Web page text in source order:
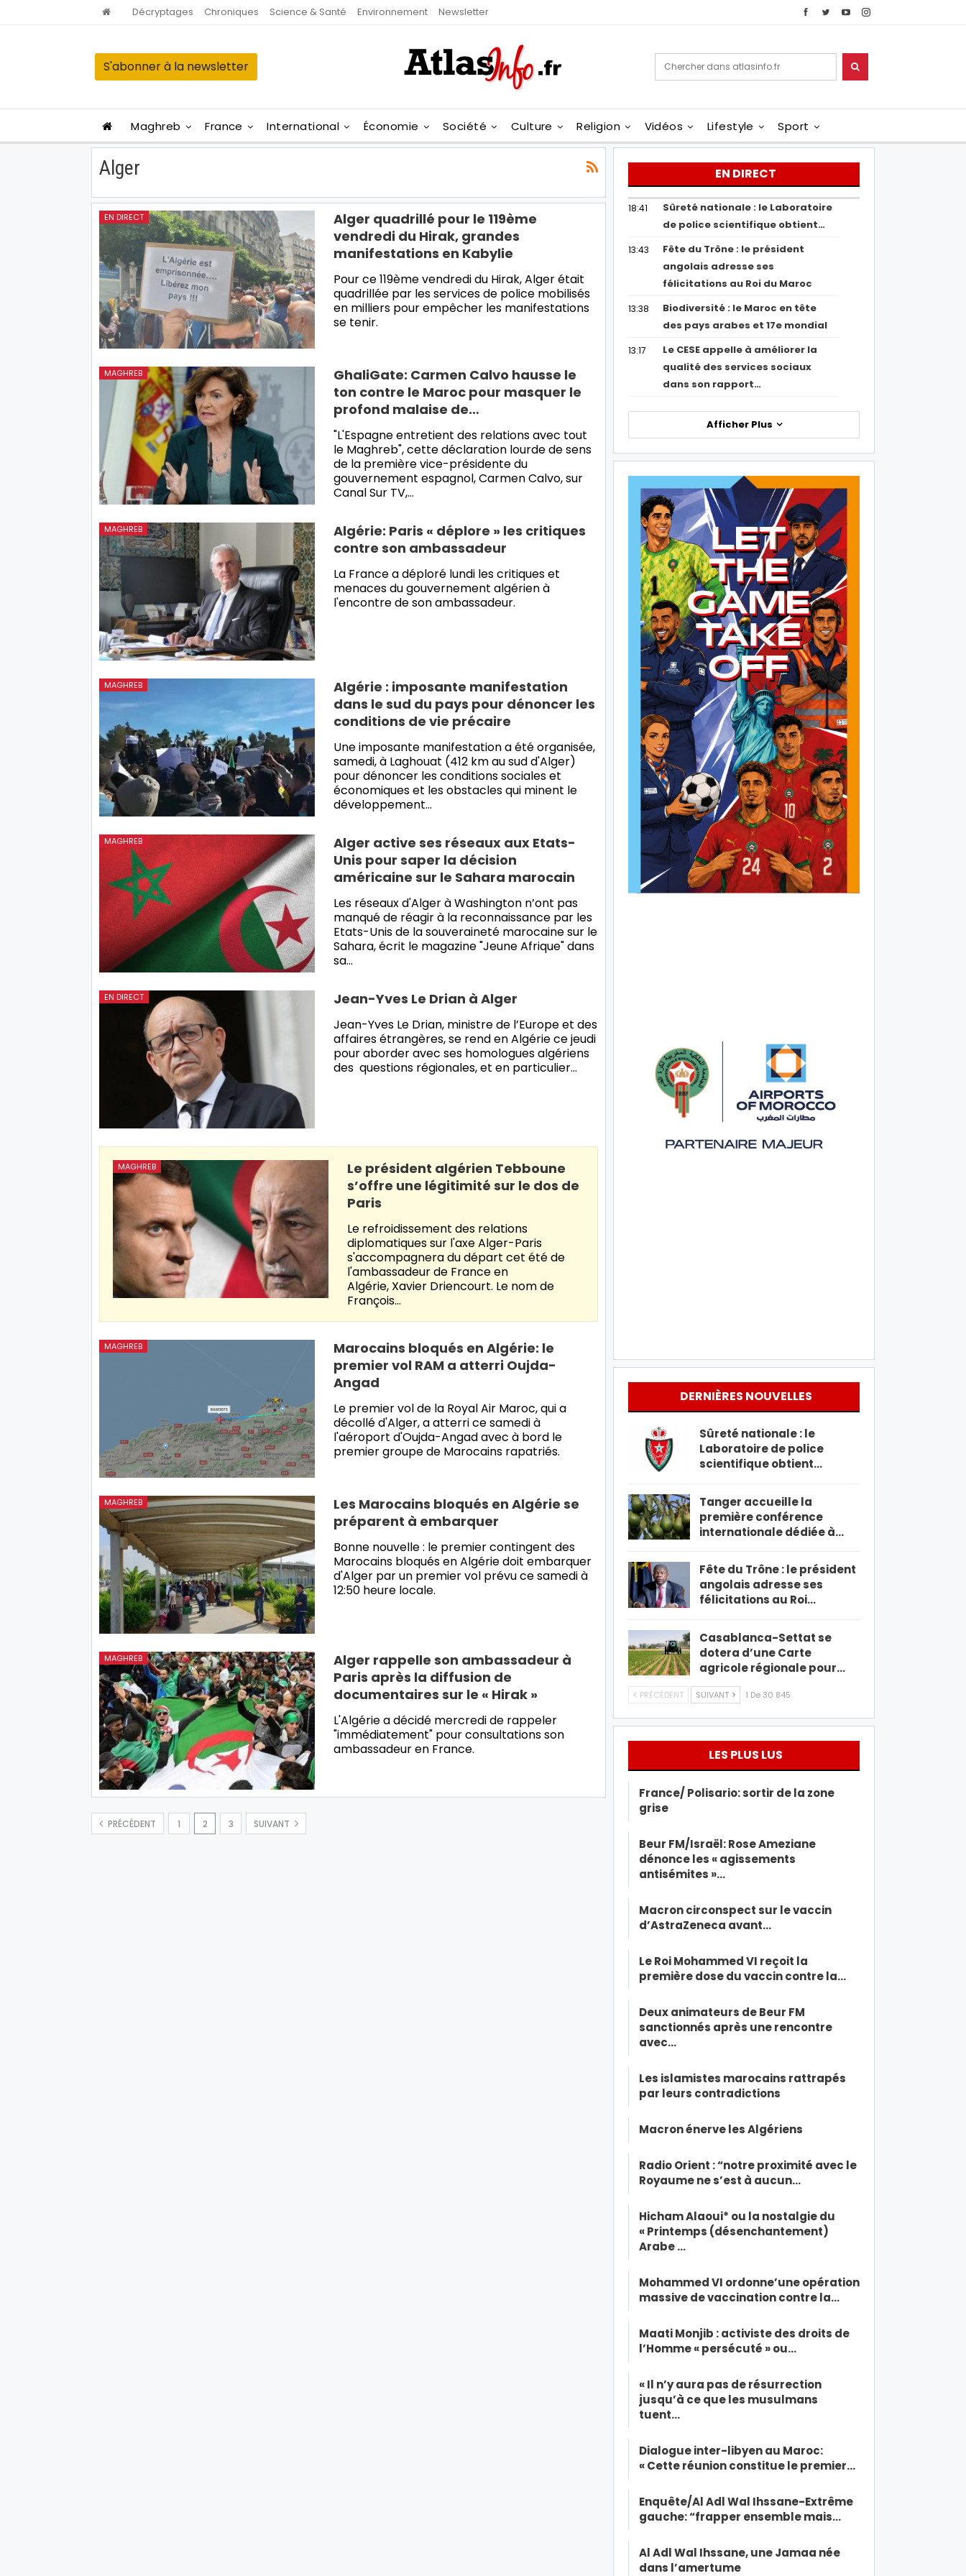
Décryptages Chroniques Science & Santé Environnement Newsletter
S'abonner à la newsletter
Maghreb France International Économie Société Culture Religion Vidéos Lifestyle Sport
Alger
EN DIRECT
Alger quadrillé pour le 119ème
vendredi du Hirak, grandes
manifestations en Kabylie
Pour ce 119ème vendredi du Hirak, Alger était
quadrillée par les services de police mobilisés
en milliers pour empêcher les manifestations
se tenir.
MAGHREB
GhaliGate: Carmen Calvo hausse le
ton contre le Maroc pour masquer le
profond malaise de…
"L'Espagne entretient des relations avec tout
le Maghreb", cette déclaration lourde de sens
de la première vice-présidente du
gouvernement espagnol, Carmen Calvo, sur
Canal Sur TV,…
MAGHREB
Algérie: Paris « déplore » les critiques
contre son ambassadeur
La France a déploré lundi les critiques et
menaces du gouvernement algérien à
l'encontre de son ambassadeur.
MAGHREB
Algérie : imposante manifestation
dans le sud du pays pour dénoncer les
conditions de vie précaire
Une imposante manifestation a été organisée,
samedi, à Laghouat (412 km au sud d'Alger)
pour dénoncer les conditions sociales et
économiques et les obstacles qui minent le
développement…
MAGHREB
Alger active ses réseaux aux Etats-
Unis pour saper la décision
américaine sur le Sahara marocain
Les réseaux d'Alger à Washington n’ont pas
manqué de réagir à la reconnaissance par les
Etats-Unis de la souveraineté marocaine sur le
Sahara, écrit le magazine "Jeune Afrique" dans
sa…
EN DIRECT Jean-Yves Le Drian à Alger
Jean-Yves Le Drian, ministre de l’Europe et des
affaires étrangères, se rend en Algérie ce jeudi
pour aborder avec ses homologues algériens
des questions régionales, et en particulier…
MAGHREB
Le président algérien Tebboune
s’offre une légitimité sur le dos de
Paris
Le refroidissement des relations
diplomatiques sur l'axe Alger-Paris
s'accompagnera du départ cet été de
l'ambassadeur de France en
Algérie, Xavier Driencourt. Le nom de
François…
MAGHREB
Marocains bloqués en Algérie: le
premier vol RAM a atterri Oujda-
Angad
Le premier vol de la Royal Air Maroc, qui a
décollé d'Alger, a atterri ce samedi à
l'aéroport d'Oujda-Angad avec à bord le
premier groupe de Marocains rapatriés.
MAGHREB
Les Marocains bloqués en Algérie se
préparent à embarquer
Bonne nouvelle : le premier contingent des
Marocains bloqués en Algérie doit embarquer
d'Alger par un premier vol prévu ce samedi à
12:50 heure locale.
MAGHREB
Alger rappelle son ambassadeur à
Paris après la diffusion de
documentaires sur le « Hirak »
L'Algérie a décidé mercredi de rappeler
"immédiatement" pour consultations son
ambassadeur en France.
PRÉCÉDENT 1 2 3 SUIVANT
EN DIRECT
18:41
Sûreté nationale : le Laboratoire
de police scientifique obtient…
13:43
Fête du Trône : le président
angolais adresse ses
félicitations au Roi du Maroc
13:38
Biodiversité : le Maroc en tête
des pays arabes et 17e mondial
13:17
Le CESE appelle à améliorer la
qualité des services sociaux
dans son rapport…
Afficher Plus
DERNIÈRES NOUVELLES
Sûreté nationale : le
Laboratoire de police
scientifique obtient…
Tanger accueille la
première conférence
internationale dédiée à…
Fête du Trône : le président
angolais adresse ses
félicitations au Roi…
Casablanca-Settat se
dotera d’une Carte
agricole régionale pour…
PRÉCÉDENT SUIVANT 1 De 30 845
LES PLUS LUS
France/ Polisario: sortir de la zone
grise
Beur FM/Israël: Rose Ameziane
dénonce les « agissements
antisémites »…
Macron circonspect sur le vaccin
d’AstraZeneca avant…
Le Roi Mohammed VI reçoit la
première dose du vaccin contre la…
Deux animateurs de Beur FM
sanctionnés après une rencontre
avec…
Les islamistes marocains rattrapés
par leurs contradictions
Macron énerve les Algériens
Radio Orient : “notre proximité avec le
Royaume ne s’est à aucun…
Hicham Alaoui* ou la nostalgie du
« Printemps (désenchantement)
Arabe …
Mohammed VI ordonne’une opération
massive de vaccination contre la…
Maati Monjib : activiste des droits de
l’Homme « persécuté » ou…
« Il n’y aura pas de résurrection
jusqu’à ce que les musulmans
tuent…
Dialogue inter-libyen au Maroc:
« Cette réunion constitue le premier…
Enquête/Al Adl Wal Ihssane-Extrême
gauche: “frapper ensemble mais…
Al Adl Wal Ihssane, une Jamaa née
dans l’amertume